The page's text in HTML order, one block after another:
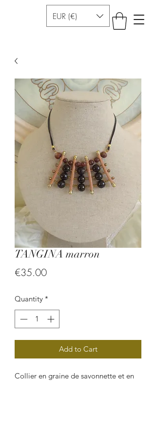
EUR (€)
TANGINA marron
€35.00Price
Quantity *
Add to Cart
Collier en graine de savonnette et en